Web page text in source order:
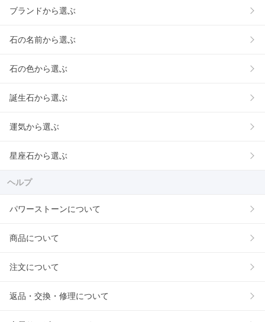
ブランドから選ぶ
石の名前から選ぶ
石の色から選ぶ
誕生石から選ぶ
運気から選ぶ
星座石から選ぶ
ヘルプ
パワーストーンについて
商品について
注文について
返品・交換・修理について